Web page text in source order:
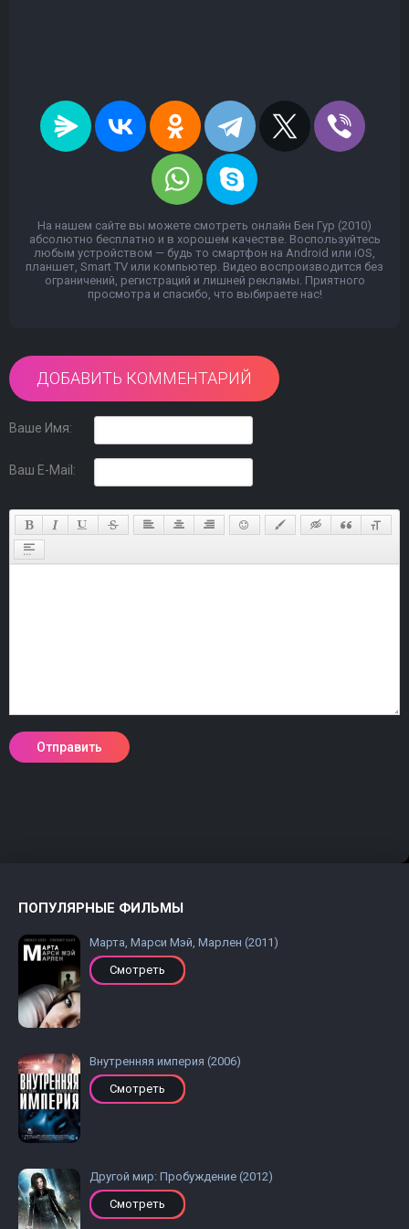
ПОПУЛЯРНЫЕ ФИЛЬМЫ
Марта, Марси Мэй, Марлен (2011)
Смотреть
Внутренняя империя (2006)
Смотреть
Другой мир: Пробуждение (2012)
Смотреть
На нашем сайте вы можете смотреть онлайн Бен Гур (2010)
абсолютно бесплатно и в хорошем качестве. Воспользуйтесь
любым устройством — будь то смартфон на Android или iOS,
планшет, Smart TV или компьютер. Видео воспроизводится без
ограничений, регистраций и лишней рекламы. Приятного
просмотра и спасибо, что выбираете нас!
ДОБАВИТЬ КОММЕНТАРИЙ
Ваше Имя:
Ваш E-Mail: